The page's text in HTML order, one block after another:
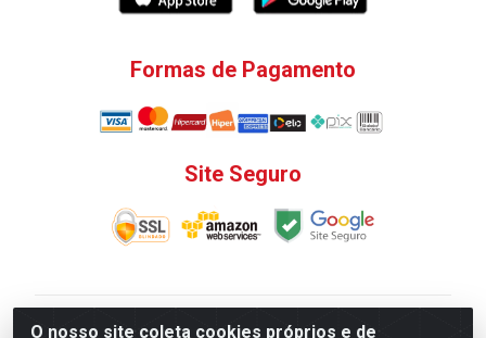
O nosso site coleta cookies próprios e de
Formas de Pagamento
Site Seguro
V. C. Ferragens LTDA - Rua do Matoso, 132 - Praça da